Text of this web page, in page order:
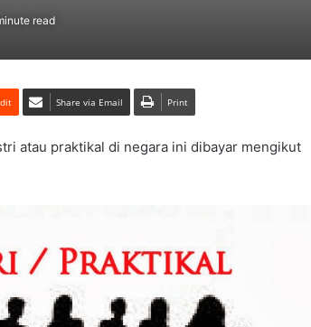
read
Share via Email Print
atau praktikal di negara ini dibayar mengikut